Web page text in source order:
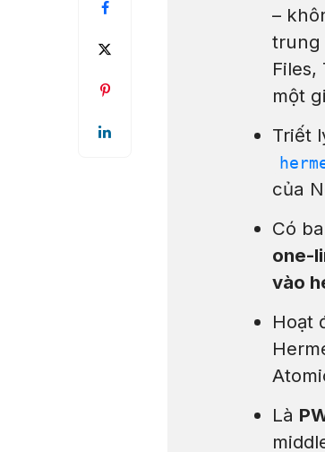
–
trung
một
Triết
của
Có
one-
vào
Hoạt
Là